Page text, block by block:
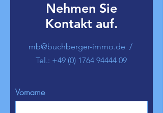
Nehmen Sie
Kontakt auf.
mb@buchberger-immo.de /
Tel.: +49 (0) 1764 94444 09
Vorname